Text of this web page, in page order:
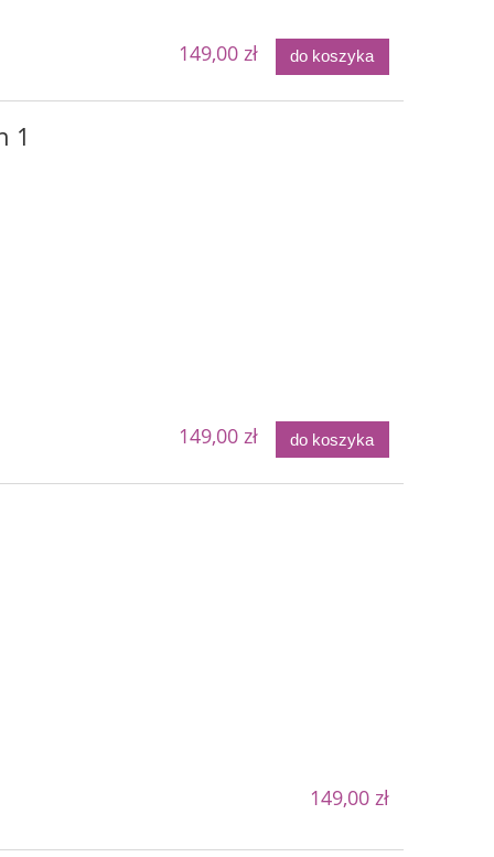
149,00 zł do koszyka
1
149,00 zł do koszyka
149,00 zł